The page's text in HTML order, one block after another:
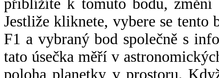
přiblížíte k tomuto bodu,
Jestliže kliknete, vybere se tento
F1 a vybraný bod společně s
tato úsečka měří v
poloha planetky v prostoru.